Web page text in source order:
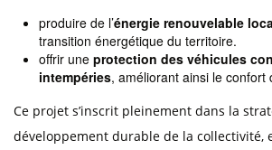
produire de l’énergie renouvelable
transition énergétique du territoire.
offrir une protection des véhicules
intempéries, améliorant ainsi le confort
Ce projet s’inscrit pleinement dans la
développement durable de la collectivité,